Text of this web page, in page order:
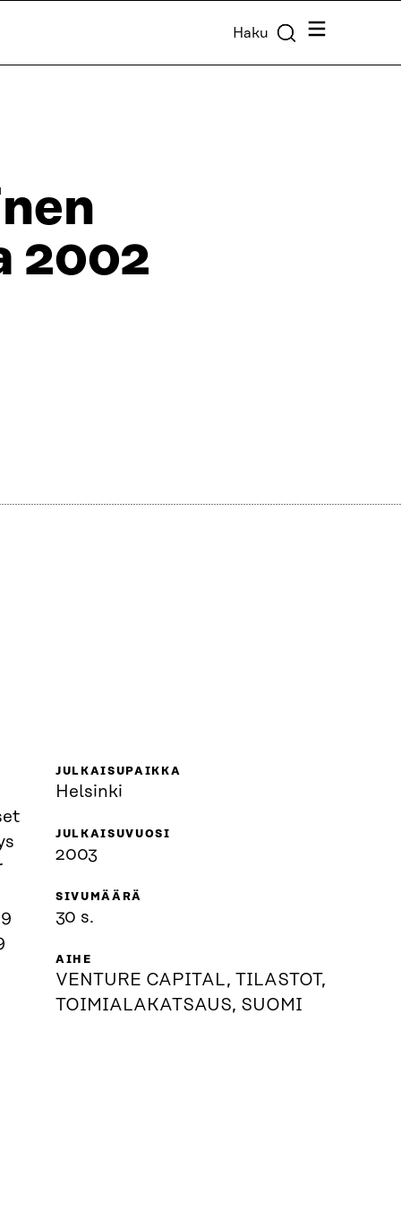
Haku Valikko
2002
JULKAISUPAIKKA
Helsinki
JULKAISUVUOSI
2003
SIVUMÄÄRÄ
30 s.
AIHE
VENTURE CAPITAL, TILASTOT,
TOIMIALAKATSAUS, SUOMI